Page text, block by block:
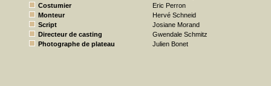
Costumier
Eric Perron
Monteur
Hervé Schneid
Script
Josiane Morand
Directeur de casting
Gwendale Schmitz
Photographe de plateau
Julien Bonet